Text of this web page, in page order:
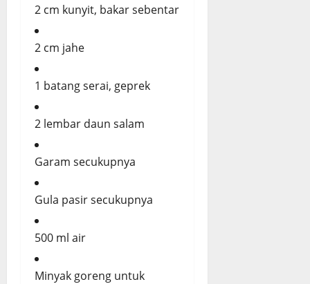
2 cm kunyit, bakar sebentar
2 cm jahe
1 batang serai, geprek
2 lembar daun salam
Garam secukupnya
Gula pasir secukupnya
500 ml air
Minyak goreng untuk